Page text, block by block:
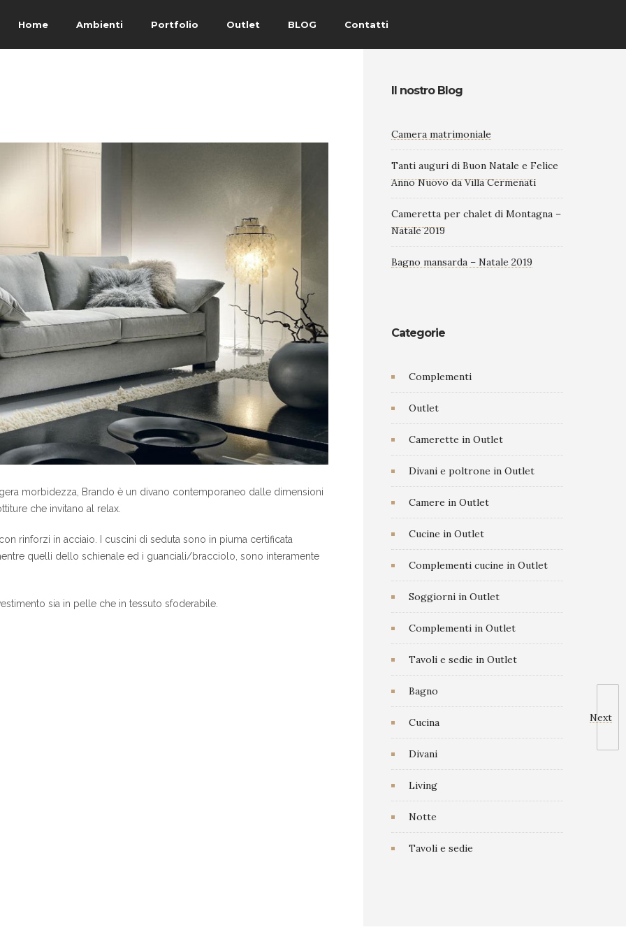
Home Ambienti Portfolio Outlet BLOG Contatti
Next
morbidezza, Brando è un divano contemporaneo dalle dimensioni
che invitano al relax.
rinforzi in acciaio. I cuscini di seduta sono in piuma certificata
quelli dello schienale ed i guanciali/bracciolo, sono interamente
sia in pelle che in tessuto sfoderabile.
Il nostro Blog
Camera matrimoniale
Tanti auguri di Buon Natale e Felice
Anno Nuovo da Villa Cermenati
Cameretta per chalet di Montagna –
Natale 2019
Bagno mansarda – Natale 2019
Categorie
Complementi
Outlet
Camerette in Outlet
Divani e poltrone in Outlet
Camere in Outlet
Cucine in Outlet
Complementi cucine in Outlet
Soggiorni in Outlet
Complementi in Outlet
Tavoli e sedie in Outlet
Bagno
Cucina
Divani
Living
Notte
Tavoli e sedie